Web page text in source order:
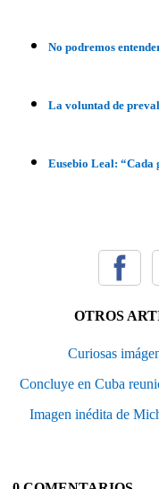
No podremos
La voluntad de
Eusebio Leal: “Cada
OTROS
Curiosas
Concluye en Cuba
Imagen inédita de